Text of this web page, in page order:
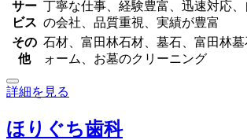
サー
ビス
丁寧な仕事、経験豊富、迅速対応
の会社、品質重視、実績が豊富
その
他
石材、富田林石材、墓石、富田林
ォーム、お墓のクリーニング
詳細を見る
ほりぐち歯科